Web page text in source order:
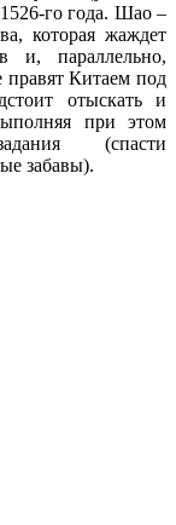
го года. Шао –
которая жаждет
и, параллельно,
правят Китаем под
отыскать и
при этом
(спасти
забавы).